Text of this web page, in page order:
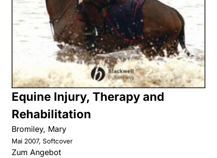
Equine Injury, Therapy and
Rehabilitation
Bromiley, Mary
Mai 2007, Softcover
Zum Angebot